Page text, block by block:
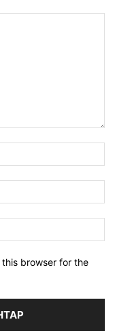
browser for the